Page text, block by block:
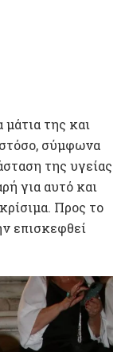
μάτια της και
σύμφωνα
της υγείας
για αυτό και
Προς το
επισκεφθεί